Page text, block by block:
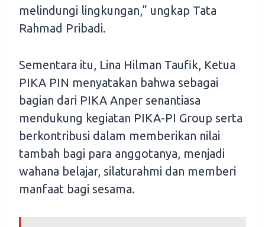
melindungi lingkungan,” ungkap Tata
Rahmad Pribadi.
Sementara itu, Lina Hilman Taufik, Ketua
PIKA PIN menyatakan bahwa sebagai
bagian dari PIKA Anper senantiasa
mendukung kegiatan PIKA-PI Group serta
berkontribusi dalam memberikan nilai
tambah bagi para anggotanya, menjadi
wahana belajar, silaturahmi dan memberi
manfaat bagi sesama.